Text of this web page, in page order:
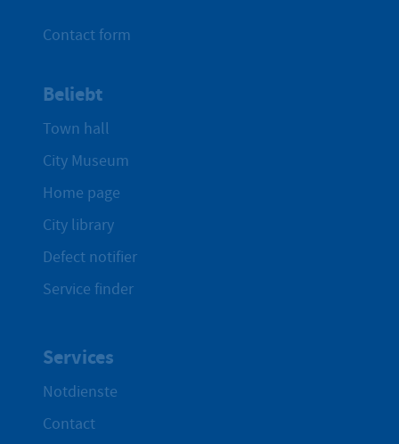
Contact form
Beliebt
Town hall
City Museum
Home page
City library
Defect notifier
Service finder
Services
Notdienste
Contact